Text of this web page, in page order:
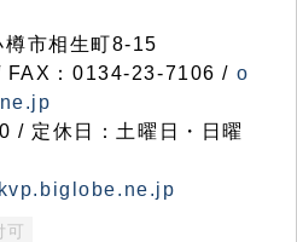
市相生町8-15
：0134-23-7106 / o
/ 定休日：土曜日・日曜
可